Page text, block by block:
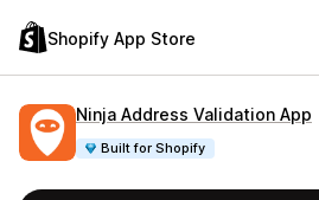
Shopify App Store
Ninja Address Validation App
Built for Shopify